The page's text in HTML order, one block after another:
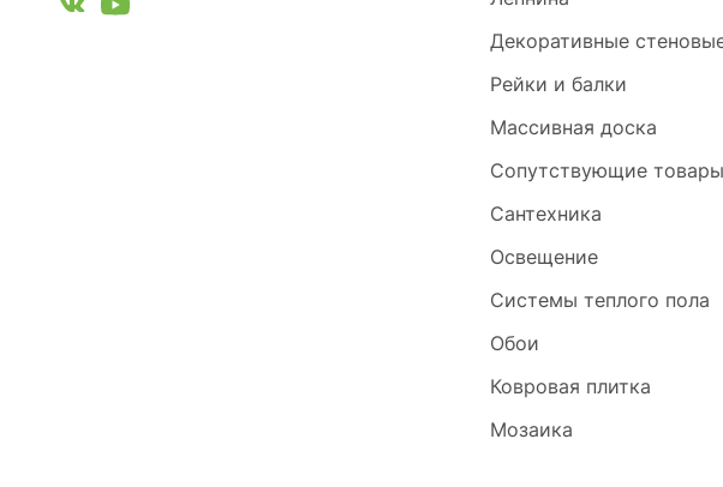
Декоративные
Рейки и балки
Массивная доска
Сопутствующие товары
Сантехника
Освещение
Системы теплого пола
Обои
Ковровая плитка
Мозаика